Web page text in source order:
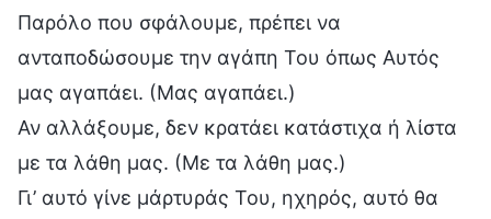
Παρόλο που σφάλουμε, πρέπει να
ανταποδώσουμε την αγάπη Του όπως Αυτός
μας αγαπάει. (Μας αγαπάει.)
Αν αλλάξουμε, δεν κρατάει κατάστιχα ή λίστα
με τα λάθη μας. (Με τα λάθη μας.)
Γι’ αυτό γίνε μάρτυράς Του, ηχηρός, αυτό θα